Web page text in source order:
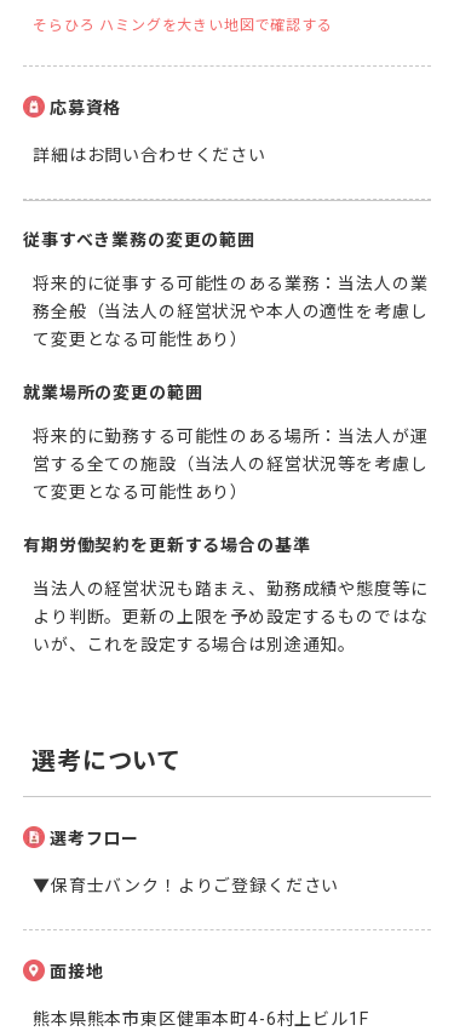
そらひろ ハミングを大きい地図で確認する
応募資格
詳細はお問い合わせください
従事すべき業務の変更の範囲
将来的に従事する可能性のある業務：当法人の業
務全般（当法人の経営状況や本人の適性を考慮し
て変更となる可能性あり）
就業場所の変更の範囲
将来的に勤務する可能性のある場所：当法人が運
営する全ての施設（当法人の経営状況等を考慮し
て変更となる可能性あり）
有期労働契約を更新する場合の基準
当法人の経営状況も踏まえ、勤務成績や態度等に
より判断。更新の上限を予め設定するものではな
いが、これを設定する場合は別途通知。
選考について
選考フロー
▼保育士バンク！よりご登録ください
面接地
熊本県熊本市東区健軍本町4-6村上ビル1F